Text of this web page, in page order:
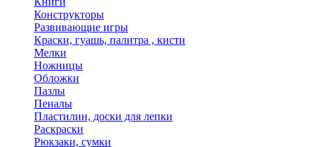
Конструкторы
Развивающие игры
Краски, гуашь, палитра , кисти
Мелки
Ножницы
Обложки
Пазлы
Пеналы
Пластилин, доски для лепки
Раскраски
Рюкзаки, сумки